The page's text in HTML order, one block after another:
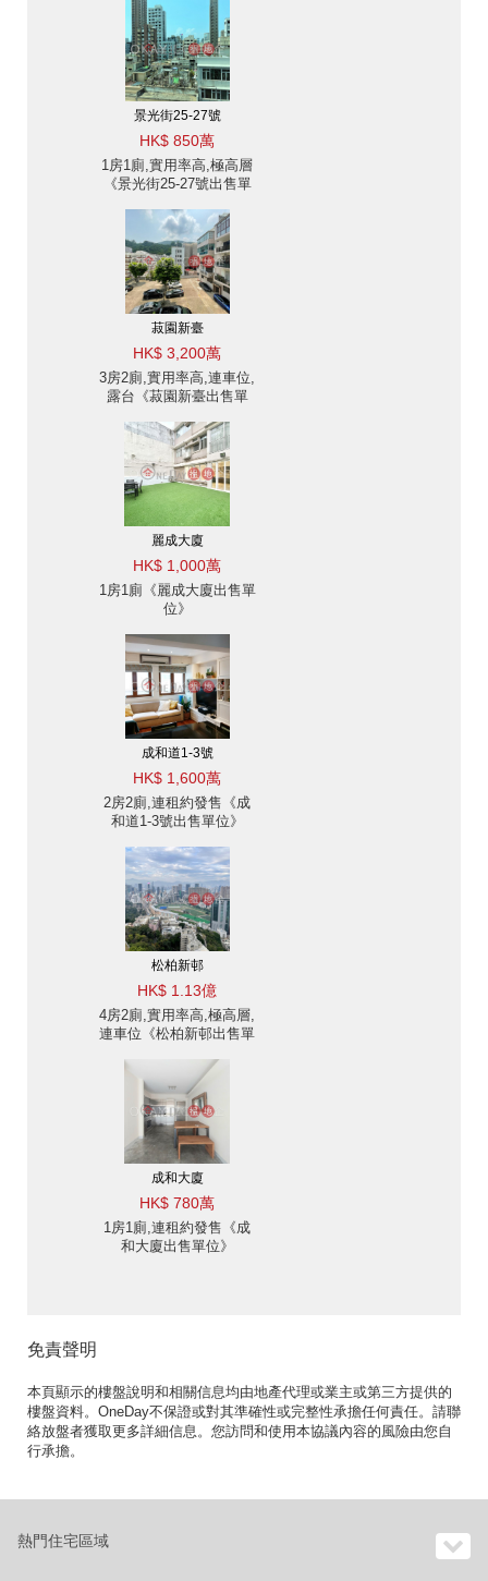
景光街25-27號
HK$ 850萬
1房1廁,實用率高,極高層
《景光街25-27號出售單
菽園新臺
HK$ 3,200萬
3房2廁,實用率高,連車位,
露台《菽園新臺出售單
麗成大廈
HK$ 1,000萬
1房1廁《麗成大廈出售單
位》
成和道1-3號
HK$ 1,600萬
2房2廁,連租約發售《成
和道1-3號出售單位》
松柏新邨
HK$ 1.13億
4房2廁,實用率高,極高層,
連車位《松柏新邨出售單
成和大廈
HK$ 780萬
1房1廁,連租約發售《成
和大廈出售單位》
免責聲明
本頁顯示的樓盤說明和相關信息均由地產代理或業主或第三方提供的
樓盤資料。OneDay不保證或對其準確性或完整性承擔任何責任。請聯
絡放盤者獲取更多詳細信息。您訪問和使用本協議內容的風險由您自
行承擔。
熱門住宅區域